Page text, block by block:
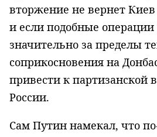
вторжение не вернет
и если подобные операции
значительно за пределы
соприкосновения на
привести к партизанской
России.
Сам Путин намекал, что